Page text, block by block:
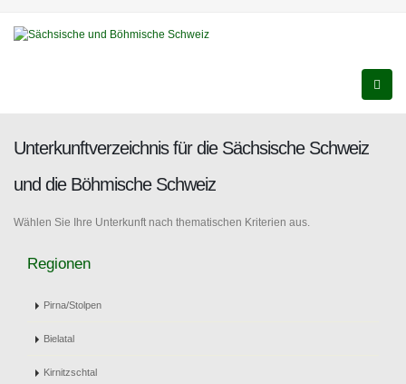
Unterkunftverzeichnis für die Sächsische Schweiz
und die Böhmische Schweiz
Wählen Sie Ihre Unterkunft nach thematischen Kriterien aus.
Regionen
Pirna/Stolpen
Bielatal
Kirnitzschtal